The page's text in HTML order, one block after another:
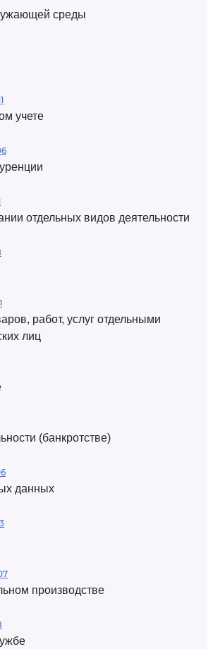
среды
учете
отдельных видов деятельности
работ, услуг отдельными
лиц
(банкротстве)
данных
производстве